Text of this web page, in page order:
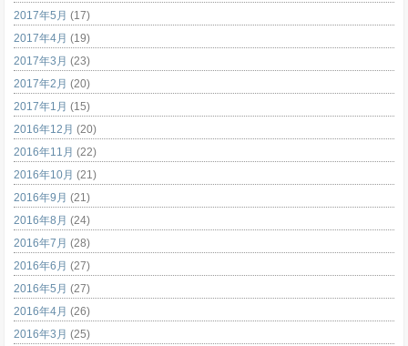
2017年5月 (17)
2017年4月 (19)
2017年3月 (23)
2017年2月 (20)
2017年1月 (15)
2016年12月 (20)
2016年11月 (22)
2016年10月 (21)
2016年9月 (21)
2016年8月 (24)
2016年7月 (28)
2016年6月 (27)
2016年5月 (27)
2016年4月 (26)
2016年3月 (25)